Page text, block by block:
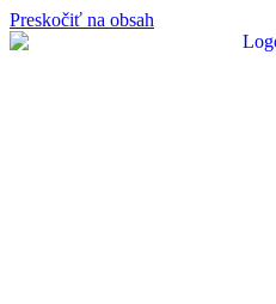
Preskočiť na obsah